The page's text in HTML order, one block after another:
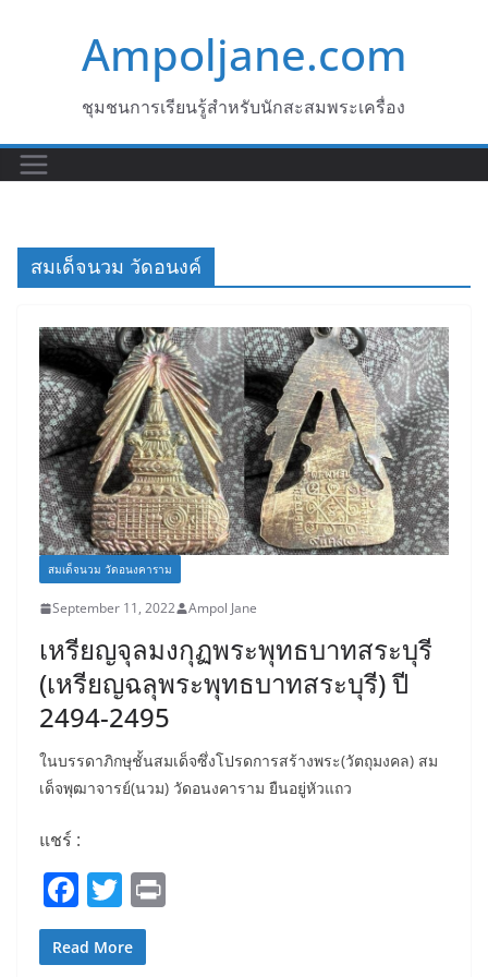
Ampoljane.com
ชุมชนการเรียนรู้สำหรับนักสะสมพระเครื่อง
สมเด็จนวม วัดอนงค์
สมเด็จนวม วัดอนงคาราม
September 11, 2022 Ampol Jane
เหรียญจุลมงกุฏพระพุทธบาทสระบุรี
(เหรียญฉลุพระพุทธบาทสระบุรี) ปี
2494-2495
ในบรรดาภิกษุชั้นสมเด็จซึ่งโปรดการสร้างพระ(วัตถุมงคล) สม
เด็จพุฒาจารย์(นวม) วัดอนงคาราม ยืนอยู่หัวแถว
แชร์ :
F
a
c
T
w
itt
Read More